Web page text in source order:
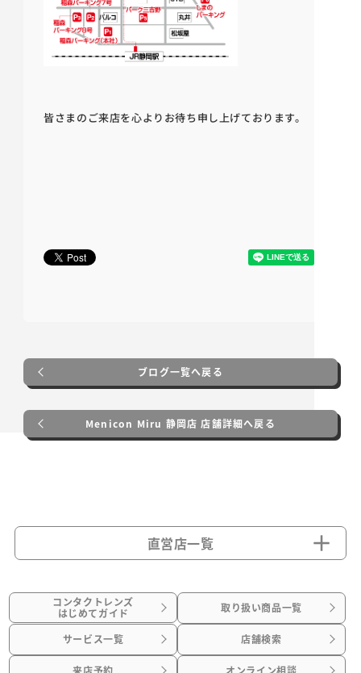
皆さまのご来店を心よりお待ち申し上げております。
ブログ一覧へ戻る
Menicon Miru 静岡店 店舗詳細へ戻る
直営店一覧
コンタクトレンズ
はじめてガイド 取り扱い商品一覧
サービス一覧 店舗検索